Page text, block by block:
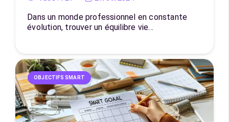
Dans un monde professionnel en constante
évolution, trouver un équilibre vie…
OBJECTIFS SMART